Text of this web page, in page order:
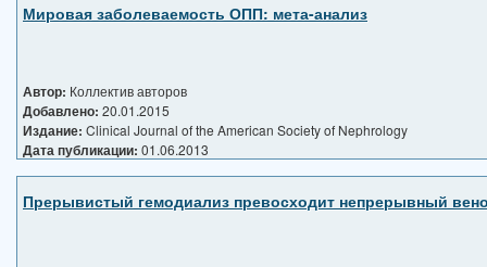
Мировая заболеваемость ОПП: мета-анализ
Автор: Коллектив авторов
Добавлено: 20.01.2015
Издание: Clinical Journal of the American Society of Nephrology
Дата публикации: 01.06.2013
Прерывистый гемодиализ превосходит непрерывный